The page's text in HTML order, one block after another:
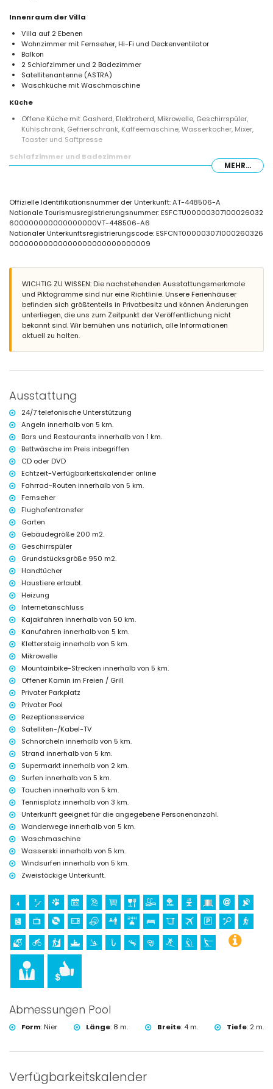
Innenraum der Villa
Villa auf 2 Ebenen
Wohnzimmer mit Fernseher, Hi-Fi und Deckenventilator
Balkon
2 Schlafzimmer und 2 Badezimmer
Satellitenantenne (ASTRA)
Waschküche mit Waschmaschine
Küche
Offene Küche mit Gasherd, Elektroherd, Mikrowelle, Geschirrspüler,
Kühlschrank, Gefrierschrank, Kaffeemaschine, Wasserkocher, Mixer,
Toaster und Saftpresse
Schlafzimmer und Badezimmer
Badezimmer mit Einzelwaschbecken, Dusche und Toilette
Außenbereich der Villa
Eingezäuntes Grundstück
Nierenförmiger privater Pool mit einer Größe von 8m x 4m und 2m Tiefe
mit Liegestühlen
3 Terrassen, davon 1 überdacht
Außenküche und Grill
Außendusche
Sitzbereich im Freien und Essbereich im Freien
Private überdachte Parkfläche und privater Parkplatz
Weitere Informationen
Nächste Stadt: Xàbia (innerhalb von 5 Kilometern von der Villa)
Kilometern von der Villa)
von der Villa)
Nächster Park: La Guardia, Xàbia (innerhalb von 3 Kilometern von der
Villa)
Nächster Flughafen: Alicante (innerhalb von 100 Kilometern von der
Villa)
Haustiere erlaubt
Die Unterkunft ist sehr geeignet für Familien mit Kindern
Einrichtungen und Dienstleistungen, die im Mietpreis der Villa
inbegriffen sind
Internet (WiFi)
Staubsauger und Bügeleisen mit Bügelbrett
Bettwäsche und Handtücher
Empfangsservice und 24-Stunden-Notdienst
Zentralheizung
Einrichtungen und Dienstleistungen gegen Aufpreis
Flughafenservice
Zusatzbett und Kinderbetten/Kinderbetten (auf Anfrage)
Unterhaltungs- und Freizeitaktivitäten für Ihren Urlaub in Xàbia,
Costa Blanca
(innerhalb von 5 Kilometern vom Haus)
Sehenswürdigkeiten und Kultur in Xàbia, Costa Blanca
Museum (Pueblo Histórico, Xàbia), Kirche (Virgen de Loreto, Puerto,
Xàbia), Ruine (Histórico de Xàbia), Architektonisches Gebäude
(Pueblo Histórico, Xàbia) und historischer Ort (Histórico de Xàbia)
(innerhalb von 5 Kilometern von der Unterkunft)
von der Unterkunft)
Burg (Portal de la Vila und Dénia) (innerhalb von 25 Kilometern von der
Unterkunft)
Sport
Tennis, Wandern, Mountainbiking, Radfahren, Klettern, Kanufahren,
Angeln, Tauchen, Schnorcheln, Surfen, Windsurfen und Wasserski
(innerhalb von 5 Kilometern von der Villa)
Golf (Xàbia Golf Club, Xàbia) und Reiten (innerhalb von 10 Kilometern
von der Villa)
Kayakfahren (innerhalb von 50 Kilometern von der Villa)
MEHR...
Offizielle Identifikationsnummer der Unterkunft: AT-448506-A
Nationale Tourismusregistrierungsnummer: ESFCTU00000307100026032
600000000000000000VT-448506-A6
Nationaler Unterkunftsregistrierungscode: ESFCNT000003071000260326
00000000000000000000000000009
WICHTIG ZU WISSEN: Die nachstehenden Ausstattungsmerkmale
und Piktogramme sind nur eine Richtlinie. Unsere Ferienhäuser
befinden sich größtenteils in Privatbesitz und können Änderungen
unterliegen, die uns zum Zeitpunkt der Veröffentlichung nicht
bekannt sind. Wir bemühen uns natürlich, alle Informationen
aktuell zu halten.
Ausstattung
24/7 telefonische Unterstützung
Angeln innerhalb von 5 km.
Bars und Restaurants innerhalb von 1 km.
Bettwäsche im Preis inbegriffen
CD oder DVD
Echtzeit-Verfügbarkeitskalender online
Fahrrad-Routen innerhalb von 5 km.
Fernseher
Flughafentransfer
Garten
Gebäudegröße 200 m2.
Geschirrspüler
Grundstücksgröße 950 m2.
Handtücher
Haustiere erlaubt.
Heizung
Internetanschluss
Kajakfahren innerhalb von 50 km.
Kanufahren innerhalb von 5 km.
Klettersteig innerhalb von 5 km.
Mikrowelle
Mountainbike-Strecken innerhalb von 5 km.
Offener Kamin im Freien / Grill
Privater Parkplatz
Privater Pool
Rezeptionsservice
Satelliten-/Kabel-TV
Schnorcheln innerhalb von 5 km.
Strand innerhalb von 5 km.
Supermarkt innerhalb von 2 km.
Surfen innerhalb von 5 km.
Tauchen innerhalb von 5 km.
Tennisplatz innerhalb von 3 km.
Unterkunft geeignet für die angegebene Personenanzahl.
Wanderwege innerhalb von 5 km.
Waschmaschine
Wasserski innerhalb von 5 km.
Windsurfen innerhalb von 5 km.
Zweistöckige Unterkunft.
Abmessungen Pool
Form:Nier Länge: 8 m. Breite: 4 m. Tiefe: 2 m.
Verfügbarkeitskalender